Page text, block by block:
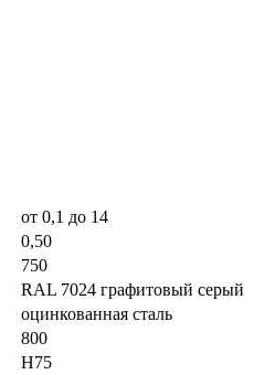
от 0,1 до 14
0,50
750
RAL 7024 графитовый серый
оцинкованная сталь
800
Н75